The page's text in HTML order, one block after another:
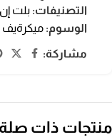
التصنيفات: بلت
الوسوم: ميكرةيف 10 برامج
مشاركة:
منتجات ذات صلة